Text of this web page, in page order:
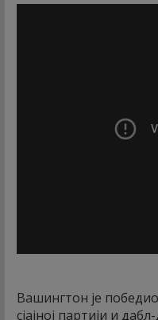
Вашингтон је
сјајној партији и